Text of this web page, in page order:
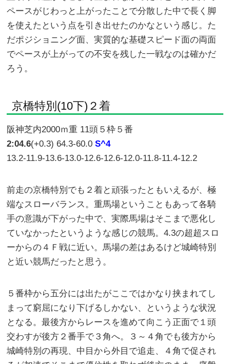
ペースがじわっと上がったことで分散した中で長く脚
を使えたという点を引き出せたのかなという感じ。た
だポジショニング面、実質的な基礎スピード面の両面
でペースが上がっての不安を残した一戦なのは確かだ
ろう。
京橋特別(10下)２着
阪神芝内2000ｍ重 11頭５枠５番
2:04.6(+0.3) 64.3-60.0S^4
13.2-11.9-13.6-13.0-12.6-12.6-12.0-11.8-11.4-12.2
前走の京橋特別でも２着と頑張ったともいえるが、極
端なスローバランス。重馬場ということもあって各騎
手の意識が下がった中で、実際馬場はそこまで悪化し
ていなかったというような感じの競馬。4.3の超超スロ
ーからの４Ｆ戦に近い。馬場の差はあるけど城崎特別
と近い競馬だったと思う。
５番枠から五分には出たがここではかなり挟まれてし
まって窮屈になり下げるしかない、というような状況
となる。最後方からレースを進めて向こう正面で１頭
交わすが後方２番手で３角へ。３～４角でも後方から
城崎特別の再現、中目から外目で追走、４角で促され